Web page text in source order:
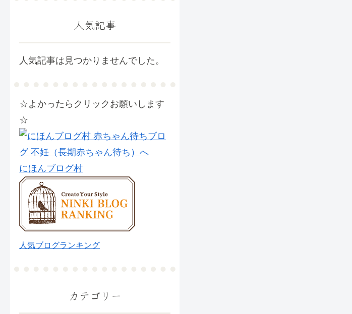
人気記事
人気記事は見つかりませんでした。
☆よかったらクリックお願いします
☆
にほんブログ村
人気ブログランキング
カテゴリー